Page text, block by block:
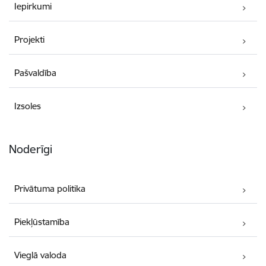
Iepirkumi
Projekti
Pašvaldība
Izsoles
Noderīgi
Privātuma politika
Piekļūstamība
Vieglā valoda